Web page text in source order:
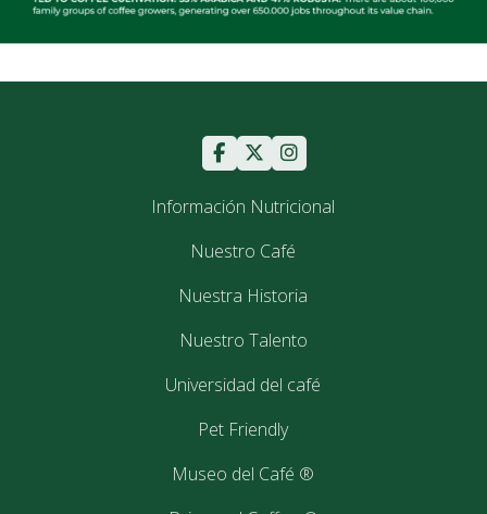
Información Nutricional
Nuestro Café
Nuestra Historia
Nuestro Talento
Universidad del café
Pet Friendly
Museo del Café ®